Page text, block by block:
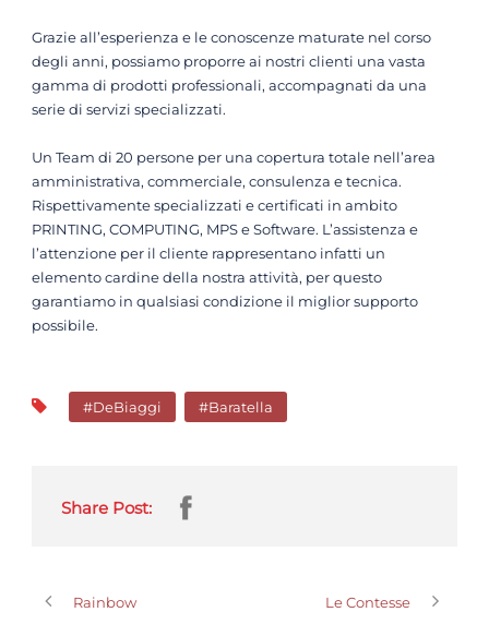
Grazie all’esperienza e le conoscenze maturate nel corso
degli anni, possiamo proporre ai nostri clienti una vasta
gamma di prodotti professionali, accompagnati da una
serie di servizi specializzati.
Un Team di 20 persone per una copertura totale nell’area
amministrativa, commerciale, consulenza e tecnica.
Rispettivamente specializzati e certificati in ambito
PRINTING, COMPUTING, MPS e Software. L’assistenza e
l’attenzione per il cliente rappresentano infatti un
elemento cardine della nostra attività, per questo
garantiamo in qualsiasi condizione il miglior supporto
possibile.
#DeBiaggi #Baratella
Share Post:
Rainbow Le Contesse